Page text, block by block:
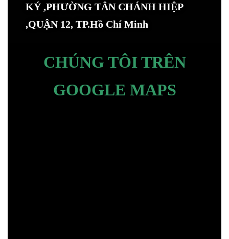
KÝ ,PHƯỜNG TÂN CHÁNH HIỆP
,QUẬN 12, TP.Hồ Chí Minh
CHÚNG TÔI TRÊN
GOOGLE MAPS